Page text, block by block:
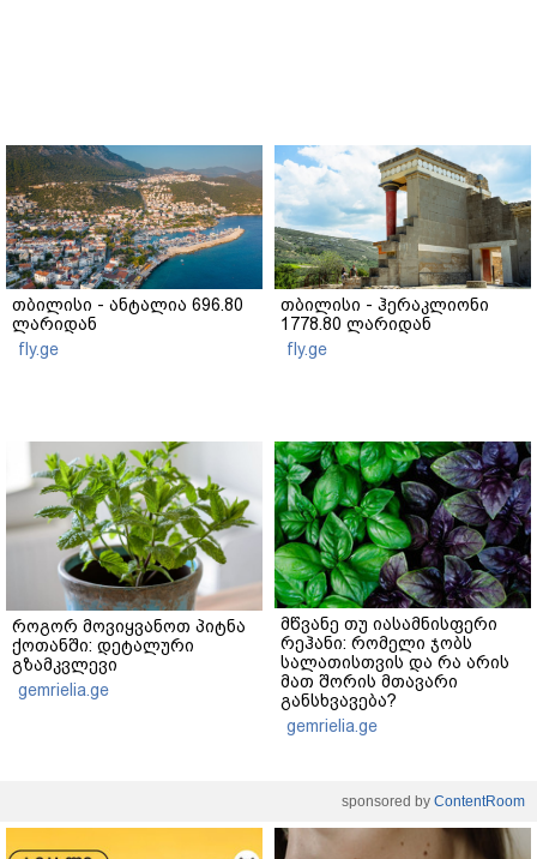
თბილისი - ანტალია 696.80
ლარიდან
fly.ge
თბილისი - ჰერაკლიონი
1778.80 ლარიდან
fly.ge
როგორ მოვიყვანოთ პიტნა
ქოთანში: დეტალური
გზამკვლევი
gemrielia.ge
მწვანე თუ იასამნისფერი
რეჰანი: რომელი ჯობს
სალათისთვის და რა არის
მათ შორის მთავარი
განსხვავება?
gemrielia.ge
sponsored by ContentRoom